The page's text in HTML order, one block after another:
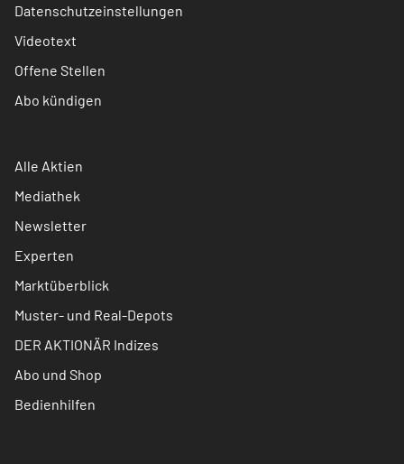
Datenschutzeinstellungen
Videotext
Offene Stellen
Abo kündigen
Alle Aktien
Mediathek
Newsletter
Experten
Marktüberblick
Muster- und Real-Depots
DER AKTIONÄR Indizes
Abo und Shop
Bedienhilfen